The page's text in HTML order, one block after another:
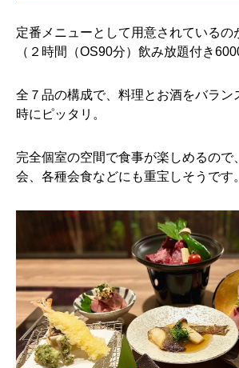
定番メニューとして用意されているの
（２時間（OS90分）飲み放題付き
全７品の構成で、料理とお酒をバラン
時にピッタリ。
完全個室の空間で食事が楽しめるので
会、各種会食などにも重宝しそうです。